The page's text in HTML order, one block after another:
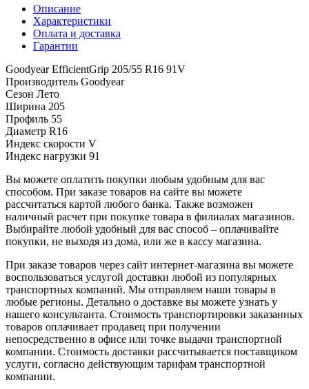
Описание
Характеристики
Оплата и доставка
Гарантии
Goodyear EfficientGrip 205/55 R16 91V
Производитель Goodyear
Сезон Лето
Ширина 205
Профиль 55
Диаметр R16
Индекс скорости V
Индекс нагрузки 91
Вы можете оплатить покупки любым удобным для вас
способом. При заказе товаров на сайте вы можете
рассчитаться картой любого банка. Также возможен
наличный расчет при покупке товара в филиалах магазинов.
Выбирайте любой удобный для вас способ – оплачивайте
покупки, не выходя из дома, или же в кассу магазина.
При заказе товаров через сайт интернет-магазина вы можете
воспользоваться услугой доставки любой из популярных
транспортных компаний. Мы отправляем наши товары в
любые регионы. Детально о доставке вы можете узнать у
нашего консультанта. Стоимость транспортировки заказанных
товаров оплачивает продавец при получении
непосредственно в офисе или точке выдачи транспортной
компании. Стоимость доставки рассчитывается поставщиком
услуги, согласно действующим тарифам транспортной
компании.